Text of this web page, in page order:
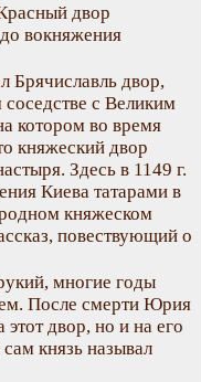
двор
вокняжения
Брячиславль двор,
с Великим
котором во время
княжеский двор
Здесь в 1149 г.
Киева татарами в
княжеском
повествующий о
многие годы
После смерти Юрия
двор, но и на его
князь называл